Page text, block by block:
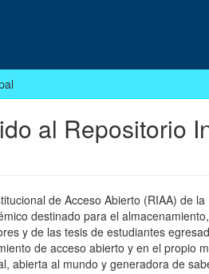
al Repositorio
de Acceso Abierto (RIAA) de
destinado para el
y de las tesis de estudiantes
de acceso abierto y en el propio
abierta al mundo y generadora de